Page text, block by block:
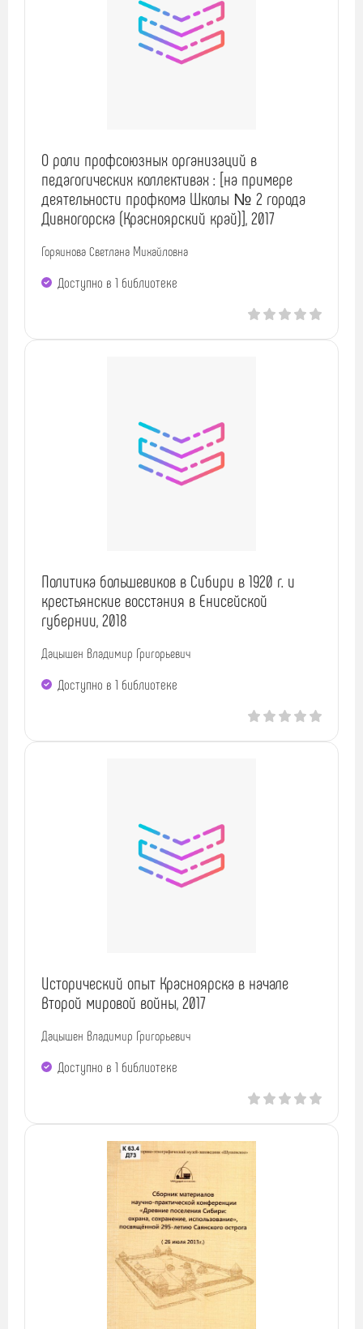
О роли профсоюзных организаций в
педагогических коллективах : [на примере
деятельности профкома Школы № 2 города
Дивногорска (Красноярский край)], 2017
Горяинова Светлана Михайловна
Доступно в 1 библиотекe
Политика большевиков в Сибири в 1920 г. и
крестьянские восстания в Енисейской
губернии, 2018
Дацышен Владимир Григорьевич
Доступно в 1 библиотекe
Исторический опыт Красноярска в начале
Второй мировой войны, 2017
Дацышен Владимир Григорьевич
Доступно в 1 библиотекe